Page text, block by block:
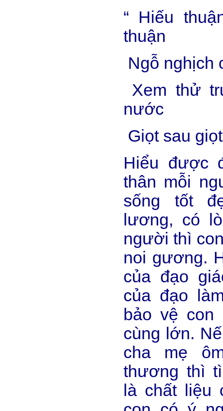
“ Hiếu
thuận
Ngỗ nghịch
Xem thử
nước
Giọt sau
Hiểu được
thân mỗi
sống tốt
lương, có
người thì
noi gương.
của đạo
của đạo
bảo vệ
cùng lớn.
cha mẹ
thương thì
là chất liệu